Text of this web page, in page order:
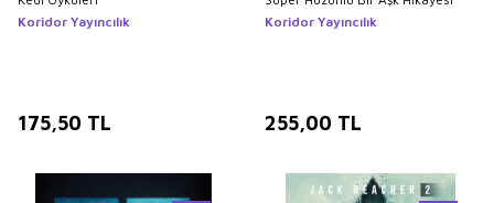
Koridor Yayıncılık
175,50 TL
Koridor Yayıncılık
255,00 TL